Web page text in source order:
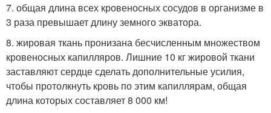
7. общая длина всех кровеносных сосудов в организме в
3 раза превышает длину земного экватора.
8. жировая ткань пронизана бесчисленным множеством
кровеносных капилляров. Лишние 10 кг жировой ткани
заставляют сердце сделать дополнительные усилия,
чтобы протолкнуть кровь по этим капиллярам, общая
длина которых составляет 8 000 км!